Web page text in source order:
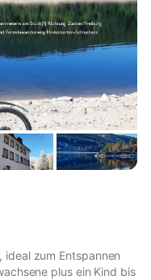
Highlight ist der
ideal zum Entspannen
plus ein Kind bis